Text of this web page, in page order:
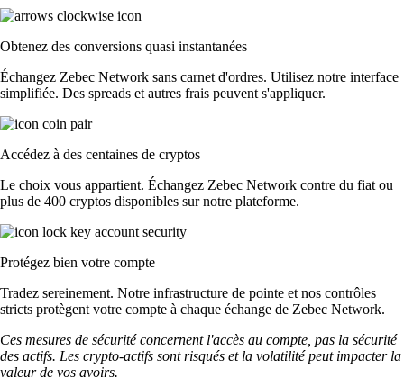
Obtenez des conversions quasi instantanées
Échangez Zebec Network sans carnet d'ordres. Utilisez notre interface
simplifiée. Des spreads et autres frais peuvent s'appliquer.
Accédez à des centaines de cryptos
Le choix vous appartient. Échangez Zebec Network contre du fiat ou
plus de 400 cryptos disponibles sur notre plateforme.
Protégez bien votre compte
Tradez sereinement. Notre infrastructure de pointe et nos contrôles
stricts protègent votre compte à chaque échange de Zebec Network.
Ces mesures de sécurité concernent l'accès au compte, pas la sécurité
des actifs. Les crypto-actifs sont risqués et la volatilité peut impacter la
valeur de vos avoirs.